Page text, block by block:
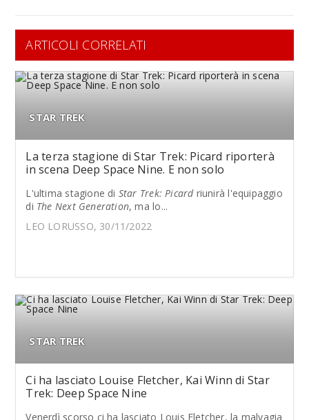
ARTICOLI CORRELATI
STAR TREK
La terza stagione di Star Trek: Picard riporterà
in scena Deep Space Nine. E non solo
L'ultima stagione di Star Trek: Picardriunirà l'equipaggio
di The Next Generation, ma lo...
LEO LORUSSO, 30/11/2022
STAR TREK
Ci ha lasciato Louise Fletcher, Kai Winn di Star
Trek: Deep Space Nine
Venerdì scorso ci ha lasciato Louis Fletcher, la malvagia